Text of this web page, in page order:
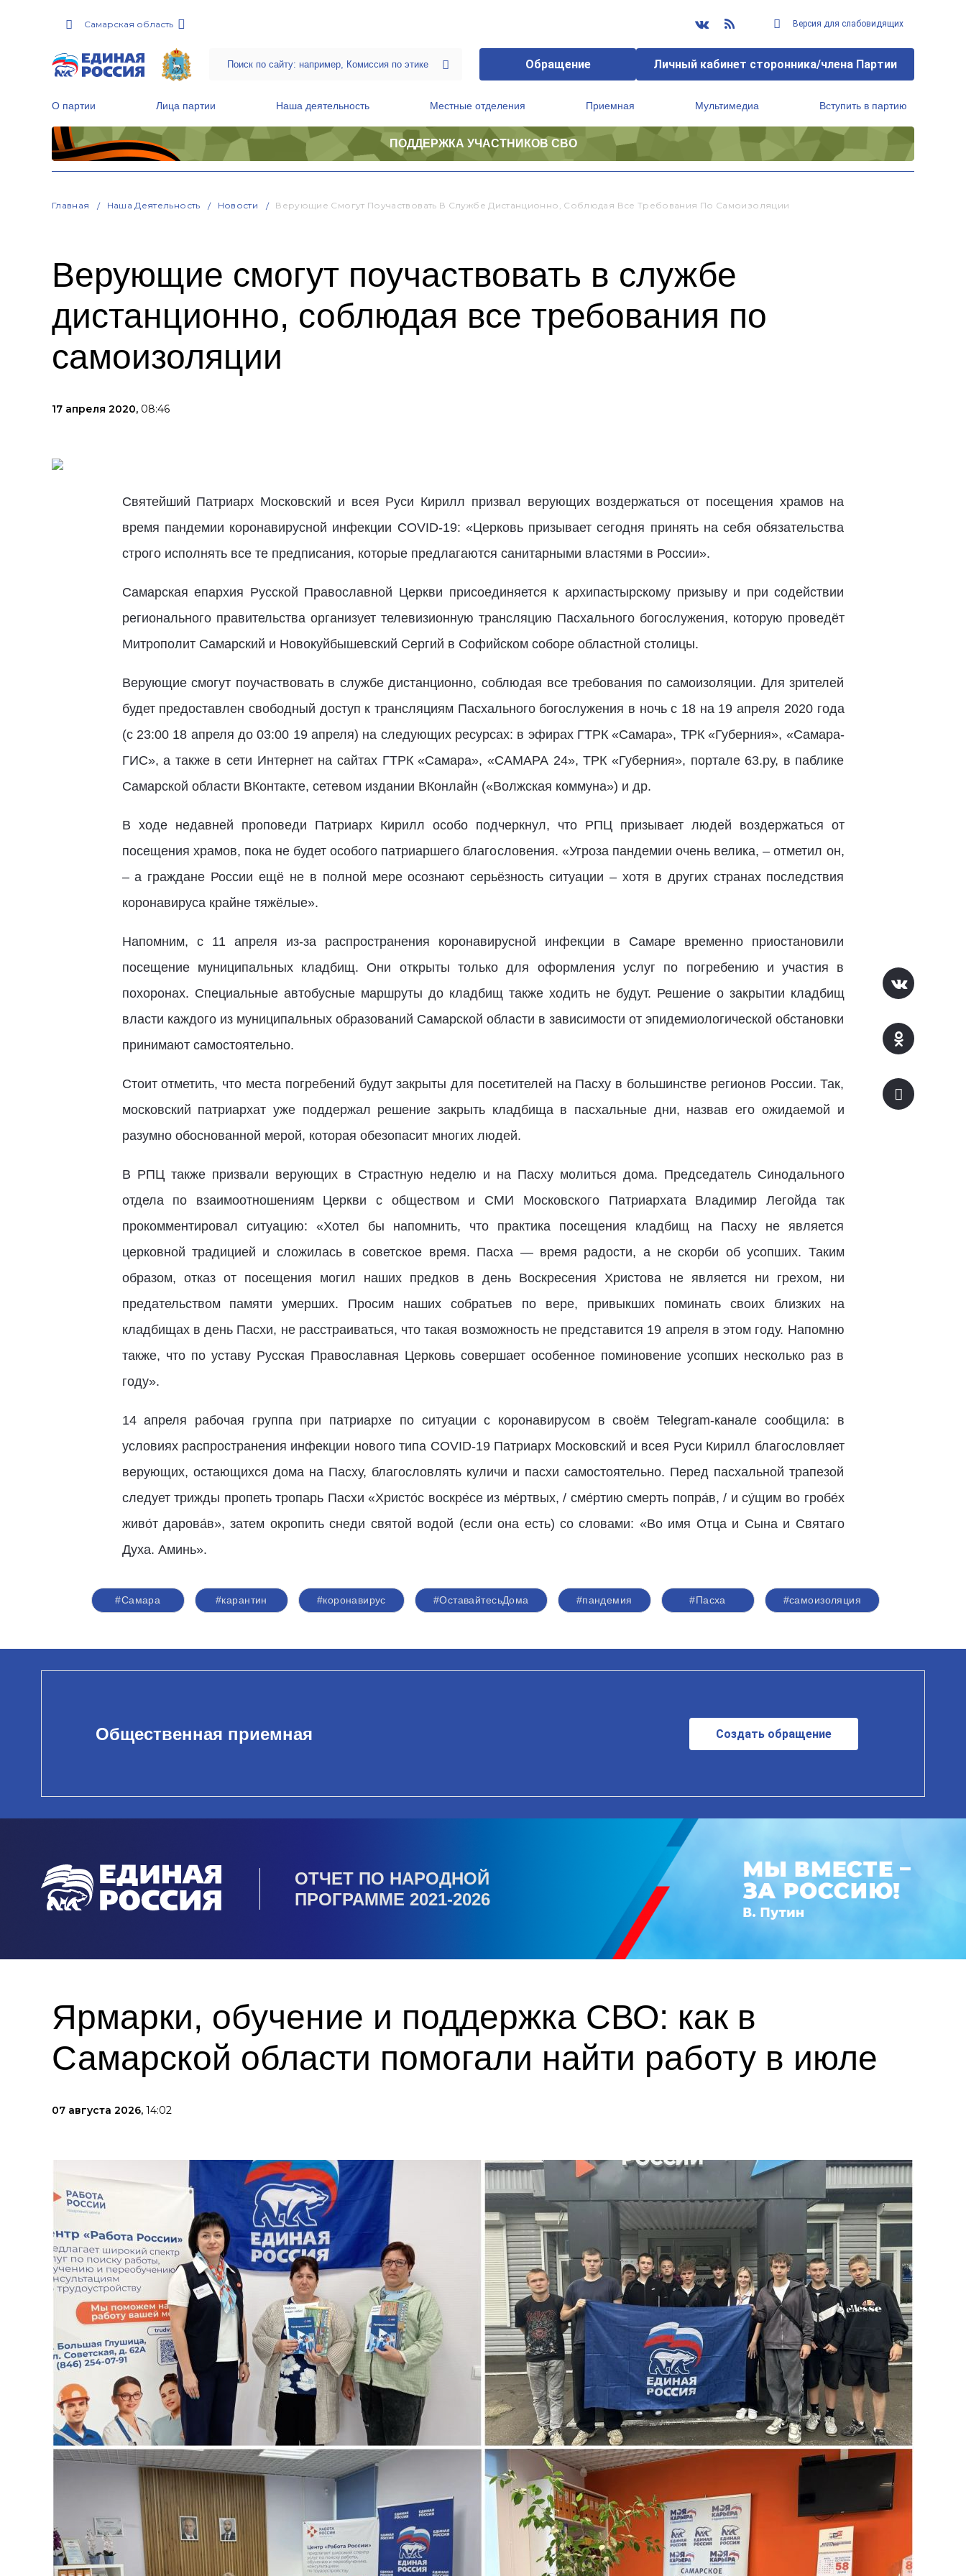
Самарская область Версия для слабовидящих
Обращение Личный кабинет сторонника/члена Партии
О партии Лица партии Наша деятельность Местные отделения Приемная Мультимедиа Вступить в партию
ПОДДЕРЖКА УЧАСТНИКОВ СВО
Главная Наша Деятельность Новости Верующие Смогут Поучаствовать В Службе Дистанционно, Соблюдая Все Требования По Самоизоляции
Верующие смогут поучаствовать в службе
дистанционно, соблюдая все требования по
самоизоляции
17 апреля 2020, 08:46
Святейший Патриарх Московский и всея Руси Кирилл призвал верующих воздержаться от посещения храмов на
время пандемии коронавирусной инфекции COVID-19: «Церковь призывает сегодня принять на себя обязательства
строго исполнять все те предписания, которые предлагаются санитарными властями в России».
Самарская епархия Русской Православной Церкви присоединяется к архипастырскому призыву и при содействии
регионального правительства организует телевизионную трансляцию Пасхального богослужения, которую проведёт
Митрополит Самарский и Новокуйбышевский Сергий в Софийском соборе областной столицы.
Верующие смогут поучаствовать в службе дистанционно, соблюдая все требования по самоизоляции. Для зрителей
будет предоставлен свободный доступ к трансляциям Пасхального богослужения в ночь с 18 на 19 апреля 2020 года
(с 23:00 18 апреля до 03:00 19 апреля) на следующих ресурсах: в эфирах ГТРК «Самара», ТРК «Губерния», «Самара-
ГИС», а также в сети Интернет на сайтах ГТРК «Самара», «САМАРА 24», ТРК «Губерния», портале 63.ру, в паблике
Самарской области ВКонтакте, сетевом издании ВКонлайн («Волжская коммуна») и др.
В ходе недавней проповеди Патриарх Кирилл особо подчеркнул, что РПЦ призывает людей воздержаться от
посещения храмов, пока не будет особого патриаршего благословения. «Угроза пандемии очень велика, – отметил он,
– а граждане России ещё не в полной мере осознают серьёзность ситуации – хотя в других странах последствия
коронавируса крайне тяжёлые».
Напомним, с 11 апреля из-за распространения коронавирусной инфекции в Самаре временно приостановили
посещение муниципальных кладбищ. Они открыты только для оформления услуг по погребению и участия в
похоронах. Специальные автобусные маршруты до кладбищ также ходить не будут. Решение о закрытии кладбищ
власти каждого из муниципальных образований Самарской области в зависимости от эпидемиологической обстановки
принимают самостоятельно.
Стоит отметить, что места погребений будут закрыты для посетителей на Пасху в большинстве регионов России. Так,
московский патриархат уже поддержал решение закрыть кладбища в пасхальные дни, назвав его ожидаемой и
разумно обоснованной мерой, которая обезопасит многих людей.
В РПЦ также призвали верующих в Страстную неделю и на Пасху молиться дома. Председатель Синодального
отдела по взаимоотношениям Церкви с обществом и СМИ Московского Патриархата Владимир Легойда так
прокомментировал ситуацию: «Хотел бы напомнить, что практика посещения кладбищ на Пасху не является
церковной традицией и сложилась в советское время. Пасха — время радости, а не скорби об усопших. Таким
образом, отказ от посещения могил наших предков в день Воскресения Христова не является ни грехом, ни
предательством памяти умерших. Просим наших собратьев по вере, привыкших поминать своих близких на
кладбищах в день Пасхи, не расстраиваться, что такая возможность не представится 19 апреля в этом году. Напомню
также, что по уставу Русская Православная Церковь совершает особенное поминовение усопших несколько раз в
году».
14 апреля рабочая группа при патриархе по ситуации с коронавирусом в своём Telegram-канале сообщила: в
условиях распространения инфекции нового типа COVID-19 Патриарх Московский и всея Руси Кирилл благословляет
верующих, остающихся дома на Пасху, благословлять куличи и пасхи самостоятельно. Перед пасхальной трапезой
следует трижды пропеть тропарь Пасхи «Христо́с воскре́се из ме́ртвых, / сме́ртию смерть попра́в, / и су́щим во гробе́х
живо́т дарова́в», затем окропить снеди святой водой (если она есть) со словами: «Во имя Отца и Сына и Святаго
Духа. Аминь».
#Самара #карантин #коронавирус #ОставайтесьДома #пандемия #Пасха #самоизоляция
Общественная приемная Создать обращение
ОТЧЕТ ПО НАРОДНОЙ
ПРОГРАММЕ 2021-2026
Ярмарки, обучение и поддержка СВО: как в
Самарской области помогали найти работу в июле
07 августа 2026, 14:02